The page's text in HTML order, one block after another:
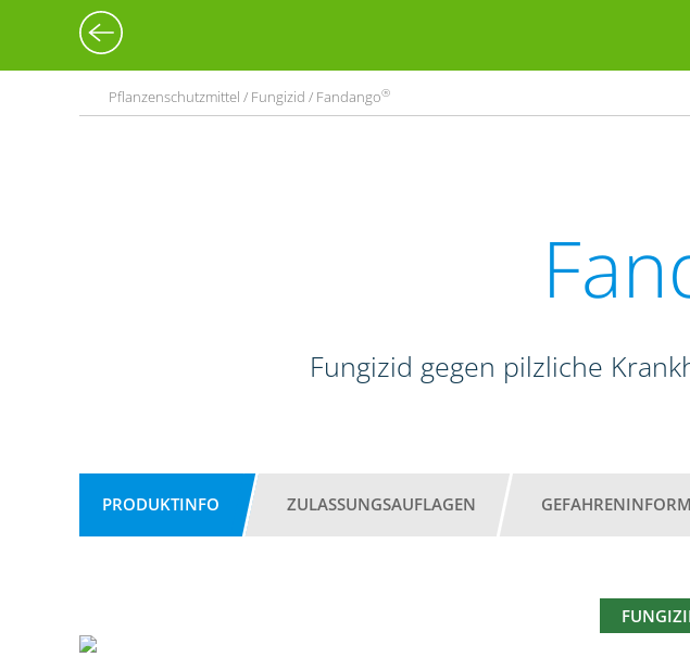
Pflanzenschutzmittel / Fungizid / Fandango®
Fungizid gegen pilzliche
PRODUKTINFO ZULASSUNGSAUFLAGEN